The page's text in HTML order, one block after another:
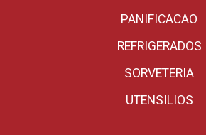
PANIFICACAO
REFRIGERADOS
SORVETERIA
UTENSILIOS